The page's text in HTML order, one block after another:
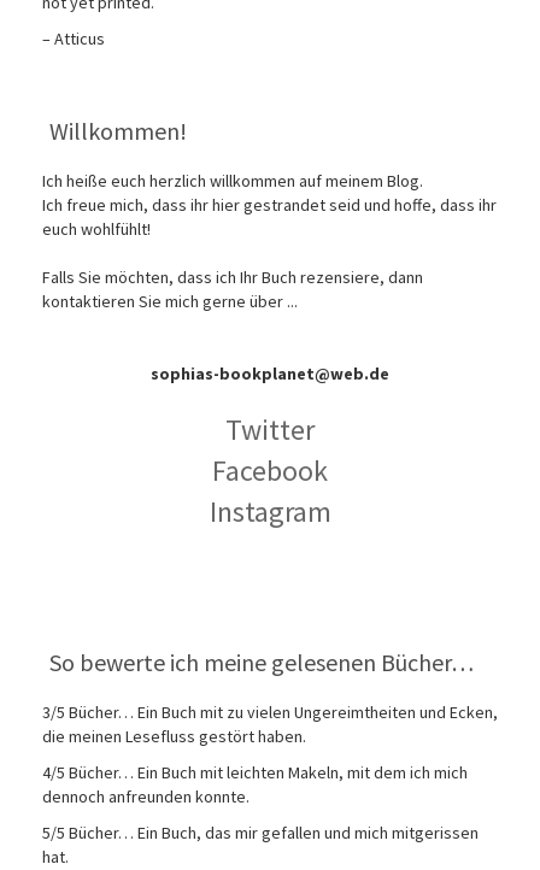
– Atticus
Willkommen!
Ich heiße euch herzlich willkommen auf meinem Blog.
Ich freue mich, dass ihr hier gestrandet seid und hoffe, dass ihr
euch wohlfühlt!
Falls Sie möchten, dass ich Ihr Buch rezensiere, dann
kontaktieren Sie mich gerne über ...
sophias-bookplanet@web.de
Twitter
Facebook
Instagram
So bewerte ich meine gelesenen Bücher…
3/5 Bücher… Ein Buch mit zu vielen Ungereimtheiten und Ecken,
die meinen Lesefluss gestört haben.
4/5 Bücher… Ein Buch mit leichten Makeln, mit dem ich mich
dennoch anfreunden konnte.
5/5 Bücher… Ein Buch, das mir gefallen und mich mitgerissen
hat.